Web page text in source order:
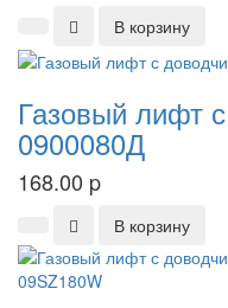
В корзину
Газовый лифт
0900080Д
168.00 p
В корзину